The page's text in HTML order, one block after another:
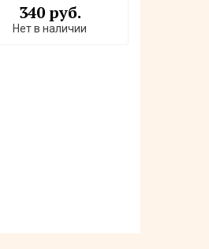
340 руб.
Нет в наличии